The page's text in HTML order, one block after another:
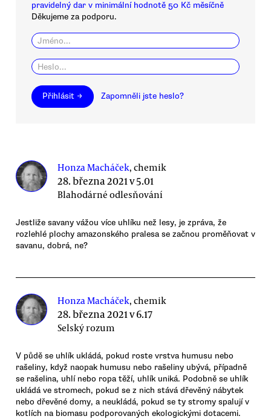
pravidelný dar v minimální hodnotě 50 Kč měsíčně
Děkujeme za podporu.
Přihlásit → Zapomněli jste heslo?
Honza Macháček, chemik
28. března 2021 v 5.01
Blahodárné odlesňování
Jestliže savany vážou více uhlíku než lesy, je zpráva, že
rozlehlé plochy amazonského pralesa se začnou proměňovat v
savanu, dobrá, ne?
Honza Macháček, chemik
28. března 2021 v 6.17
Selský rozum
V půdě se uhlík ukládá, pokud roste vrstva humusu nebo
rašeliny, když naopak humusu nebo rašeliny ubývá, případně
se rašelina, uhlí nebo ropa těží, uhlík uniká. Podobně se uhlík
ukládá ve stromech, pokud se z nich stává dřevěný nábytek
nebo dřevěné domy, a neukládá, pokud se ty stromy spalují v
kotlích na biomasu podporovaných ekologickými dotacemi.